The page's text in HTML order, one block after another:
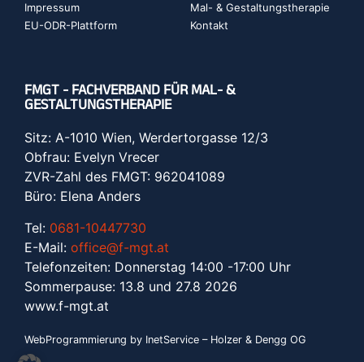
Impressum
EU-ODR-Plattform
Mal- & Gestaltungstherapie
Kontakt
FMGT - FACHVERBAND FÜR MAL- &
GESTALTUNGSTHERAPIE
Sitz: A-1010 Wien, Werdertorgasse 12/3
Obfrau: Evelyn Vrecer
ZVR-Zahl des FMGT: 962041089
Büro: Elena Anders
Tel: 0681-10447730
E-Mail: office@f-mgt.at
Telefonzeiten: Donnerstag 14:00 -17:00 Uhr
Sommerpause: 13.8 und 27.8 2026
www.f-mgt.at
WebProgrammierung by InetService – Holzer & Dengg OG